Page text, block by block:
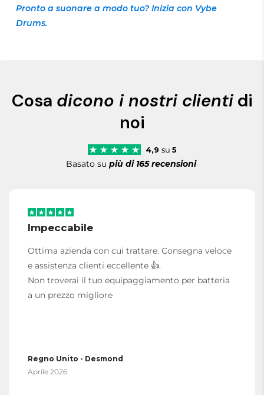
Pronto a suonare a modo tuo? Inizia con Vybe
Drums.
Cosa dicono i nostri clientidi
noi
4,9 su 5
Basato su più di 165 recensioni
Impeccabile
Ottima azienda con cui trattare. Consegna veloce
e assistenza clienti eccellente 👍.
Non troverai il tuo equipaggiamento per batteria
a un prezzo migliore
Regno Unito - Desmond
Aprile 2026